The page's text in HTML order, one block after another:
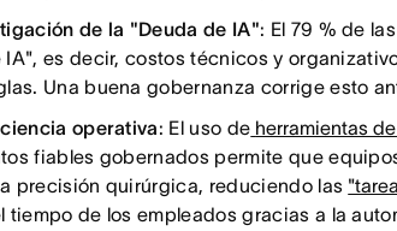
de la "Deuda de IA": El 79 % de
IA", es decir, costos técnicos y
Una buena gobernanza corrige esto
operativa: El uso de herramientas
fiables gobernados permite que
precisión quirúrgica, reduciendo las
tiempo de los empleados gracias a la